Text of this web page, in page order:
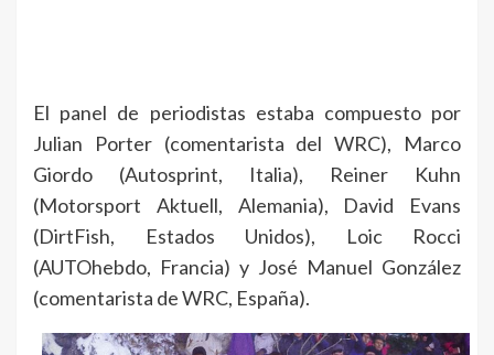
El panel de periodistas estaba compuesto por
Julian Porter (comentarista del WRC), Marco
Giordo (Autosprint, Italia), Reiner Kuhn
(Motorsport Aktuell, Alemania), David Evans
(DirtFish, Estados Unidos), Loic Rocci
(AUTOhebdo, Francia) y José Manuel González
(comentarista de WRC, España).